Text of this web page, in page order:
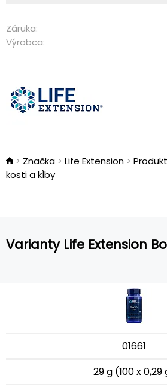
Záruka:
Výrobca:
Značka Life Extension
kosti a kĺby
Varianty Life Extension
01661
29 g (100 x 0,29